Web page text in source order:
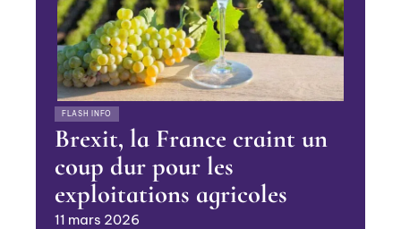
FLASH INFO
Brexit, la France craint un
coup dur pour les
exploitations agricoles
11 mars 2026